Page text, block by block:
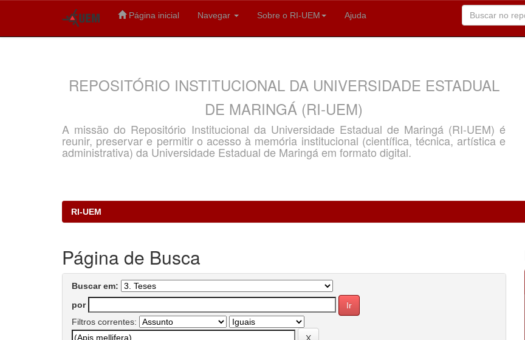
Página inicial Navegar Sobre o RI-UEM Ajuda
REPOSITÓRIO INSTITUCIONAL DA UNIVERSIDADE ESTADUAL
DE MARINGÁ (RI-UEM)
A missão do Repositório Institucional da Universidade Estadual de Maringá (RI-UEM) é
reunir, preservar e permitir o acesso à memória institucional (científica, técnica, artística e
administrativa) da Universidade Estadual de Maringá em formato digital.
RI-UEM
Página de Busca
Buscar em:
por
Filtros correntes: